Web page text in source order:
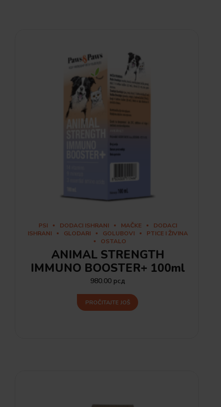
PSI DODACI ISHRANI MAČKE
DODACI
ISHRANI
GLODARI GOLUBOVI
PTICE I ŽIVINA
OSTALO
ANIMAL STRENGTH
IMMUNO BOOSTER+ 100ml
980.00 рсд
PROČITAJTE JOŠ